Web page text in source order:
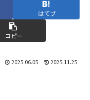
はてブ
コピー
2025.06.05 2025.11.25